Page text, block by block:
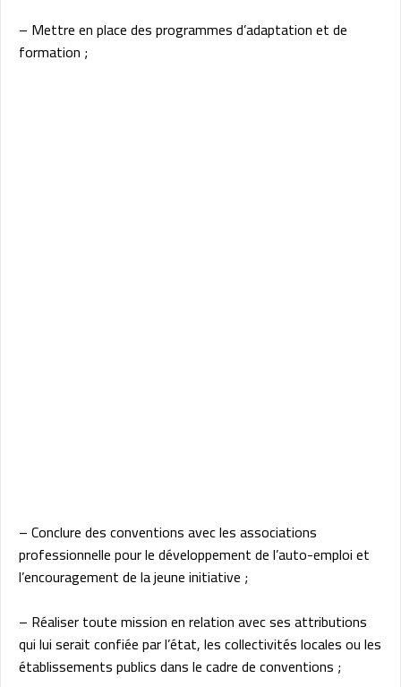
– Mettre en place des programmes d’adaptation et de
formation ;
– Conclure des conventions avec les associations
professionnelle pour le développement de l’auto-emploi et
l’encouragement de la jeune initiative ;
– Réaliser toute mission en relation avec ses attributions
qui lui serait confiée par l’état, les collectivités locales ou les
établissements publics dans le cadre de conventions ;